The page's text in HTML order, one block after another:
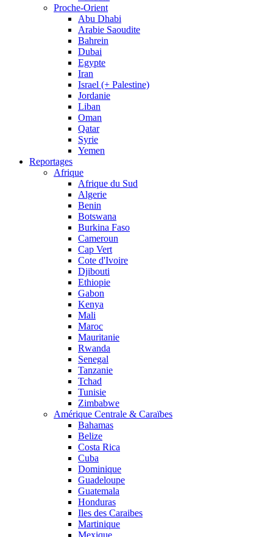
Proche-Orient
Abu Dhabi
Arabie Saoudite
Bahrein
Dubai
Egypte
Iran
Israel (+ Palestine)
Jordanie
Liban
Oman
Qatar
Syrie
Yemen
Reportages
Afrique
Afrique du Sud
Algerie
Benin
Botswana
Burkina Faso
Cameroun
Cap Vert
Cote d'Ivoire
Djibouti
Ethiopie
Gabon
Kenya
Mali
Maroc
Mauritanie
Rwanda
Senegal
Tanzanie
Tchad
Tunisie
Zimbabwe
Amérique Centrale & Caraïbes
Bahamas
Belize
Costa Rica
Cuba
Dominique
Guadeloupe
Guatemala
Honduras
Iles des Caraibes
Martinique
Mexique